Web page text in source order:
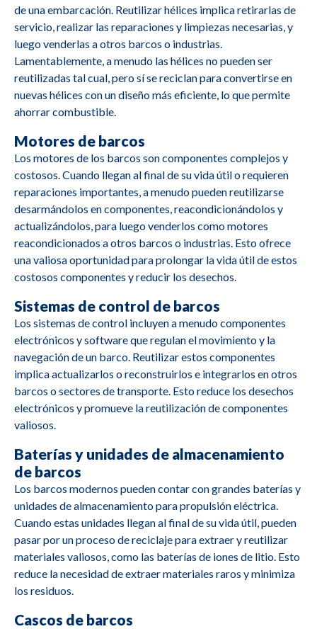
M2690 Caterpillar
M2688 Cummins 4B3 9G2
M2687 Deutz BA8M816
M2685 Yanmar YSE8G
M2684 Yanmar YSB8G
M2683 Hatz 1D80Z
M2682
M2681 Volvo Penta
D9A-J R1/R2
D9-MH
M2680 S6A3-MP TAW
de una embarcación. Reutilizar hélices implica retirarlas de
servicio, realizar las reparaciones y limpiezas necesarias, y
luego venderlas a otros barcos o industrias.
Lamentablemente, a menudo las hélices no pueden ser
reutilizadas tal cual, pero sí se reciclan para convertirse en
nuevas hélices con un diseño más eficiente, lo que permite
ahorrar combustible.
Motores de barcos
Los motores de los barcos son componentes complejos y
costosos. Cuando llegan al final de su vida útil o requieren
reparaciones importantes, a menudo pueden reutilizarse
desarmándolos en componentes, reacondicionándolos y
actualizándolos, para luego venderlos como motores
reacondicionados a otros barcos o industrias. Esto ofrece
una valiosa oportunidad para prolongar la vida útil de estos
costosos componentes y reducir los desechos.
Sistemas de control de barcos
Los sistemas de control incluyen a menudo componentes
electrónicos y software que regulan el movimiento y la
navegación de un barco. Reutilizar estos componentes
implica actualizarlos o reconstruirlos e integrarlos en otros
barcos o sectores de transporte. Esto reduce los desechos
electrónicos y promueve la reutilización de componentes
valiosos.
Baterías y unidades de almacenamiento
de barcos
Los barcos modernos pueden contar con grandes baterías y
unidades de almacenamiento para propulsión eléctrica.
Cuando estas unidades llegan al final de su vida útil, pueden
pasar por un proceso de reciclaje para extraer y reutilizar
materiales valiosos, como las baterías de iones de litio. Esto
reduce la necesidad de extraer materiales raros y minimiza
los residuos.
Cascos de barcos